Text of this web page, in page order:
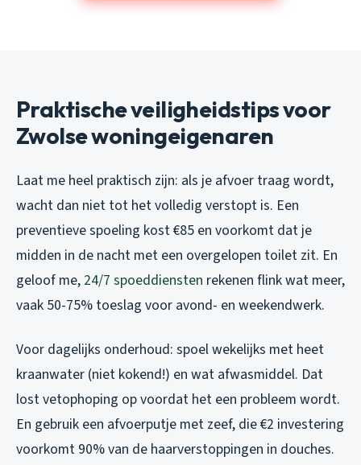
Praktische veiligheidstips voor
Zwolse woningeigenaren
Laat me heel praktisch zijn: als je afvoer traag wordt,
wacht dan niet tot het volledig verstopt is. Een
preventieve spoeling kost €85 en voorkomt dat je
midden in de nacht met een overgelopen toilet zit. En
geloof me, 24/7 spoeddiensten rekenen flink wat meer,
vaak 50-75% toeslag voor avond- en weekendwerk.
Voor dagelijks onderhoud: spoel wekelijks met heet
kraanwater (niet kokend!) en wat afwasmiddel. Dat
lost vetophoping op voordat het een probleem wordt.
En gebruik een afvoerputje met zeef, die €2 investering
voorkomt 90% van de haarverstoppingen in douches.